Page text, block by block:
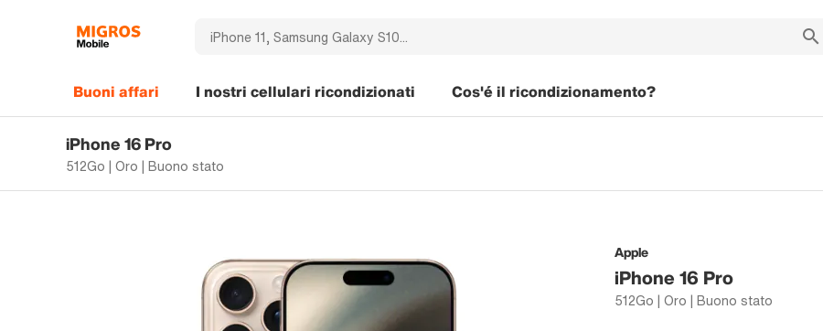
Buoni affari I nostri cellulari ricondizionati Cos'é il ricondizionamento?
iPhone 16 Pro
512Go | Oro | Buono stato
Apple
iPhone 16 Pro
512Go | Oro | Buono stato